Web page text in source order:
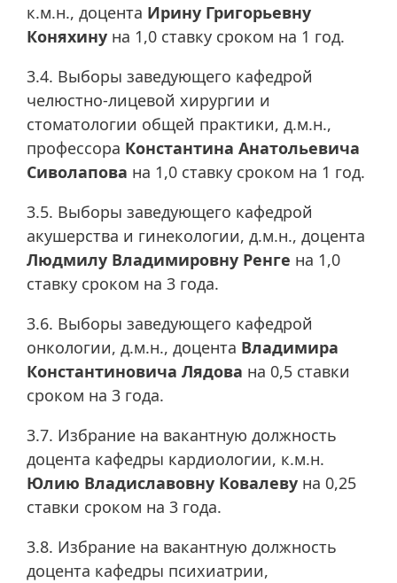
к.м.н., доцента Ирину Григорьевну
Коняхину на 1,0 ставку сроком на 1 год.
3.4. Выборы заведующего кафедрой
челюстно-лицевой хирургии и
стоматологии общей практики, д.м.н.,
профессора Константина Анатольевича
Сиволапова на 1,0 ставку сроком на 1 год.
3.5. Выборы заведующего кафедрой
акушерства и гинекологии, д.м.н., доцента
Людмилу Владимировну Ренге на 1,0
ставку сроком на 3 года.
3.6. Выборы заведующего кафедрой
онкологии, д.м.н., доцента Владимира
Константиновича Лядова на 0,5 ставки
сроком на 3 года.
3.7. Избрание на вакантную должность
доцента кафедры кардиологии, к.м.н.
Юлию Владиславовну Ковалеву на 0,25
ставки сроком на 3 года.
3.8. Избрание на вакантную должность
доцента кафедры психиатрии,